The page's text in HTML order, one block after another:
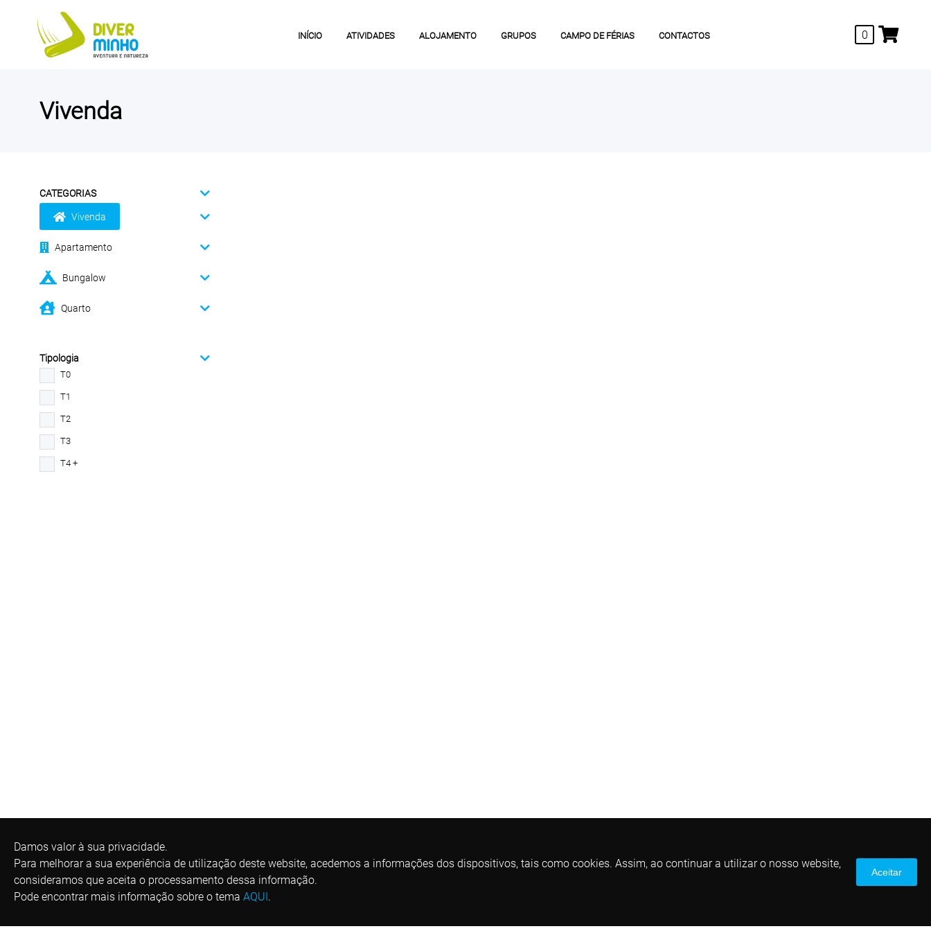
Damos valor à sua privacidade.
Para melhorar a sua experiência de utilização deste website, acedemos a informações dos dispositivos, tais como cookies. Assim, ao continuar a utilizar o nosso website,
consideramos que aceita o processamento dessa informação.
Pode encontrar mais informação sobre o tema AQUI.
Aceitar
INÍCIO ATIVIDADES ALOJAMENTO GRUPOS CAMPO DE FÉRIAS CONTACTOS 0
Vivenda
CATEGORIAS
Vivenda
Apartamento
Bungalow
Quarto
Tipologia
T0
T1
T2
T3
T4 +